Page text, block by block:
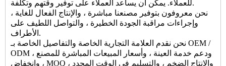
للعملاء. يمكن أن يساعد العملاء على توفير وقتهم وتكلفة.
نحن معروفون بتوفير مصنعنا مباشرة ، والإنتاج الفعال للغاية ،
وإجراءات مراقبة الجودة الخطيرة ، والتواصل اللطيف على
الأطراف.
نحن نقدم العلامة التجارية الخاصة والتفاصيل الخاصة بـ OEM /
ODM ، ودعم خدمة العينة ، وأسعار المبيعات المباشرة للمصنع
، وانخفاض MOQ ، والإنتاج الضخم ، والتسليم في الوقت المحدد